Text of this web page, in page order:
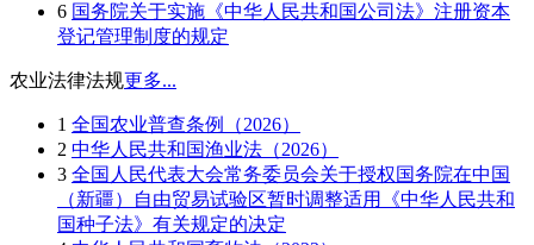
6 国务院关于实施《中华人民共和国公司法》注册资本
登记管理制度的规定
农业法律法规更多...
1 全国农业普查条例（2026）
2 中华人民共和国渔业法（2026）
3 全国人民代表大会常务委员会关于授权国务院在中国
（新疆）自由贸易试验区暂时调整适用《中华人民共和
国种子法》有关规定的决定